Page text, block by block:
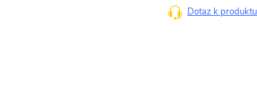
Dotaz k produktu